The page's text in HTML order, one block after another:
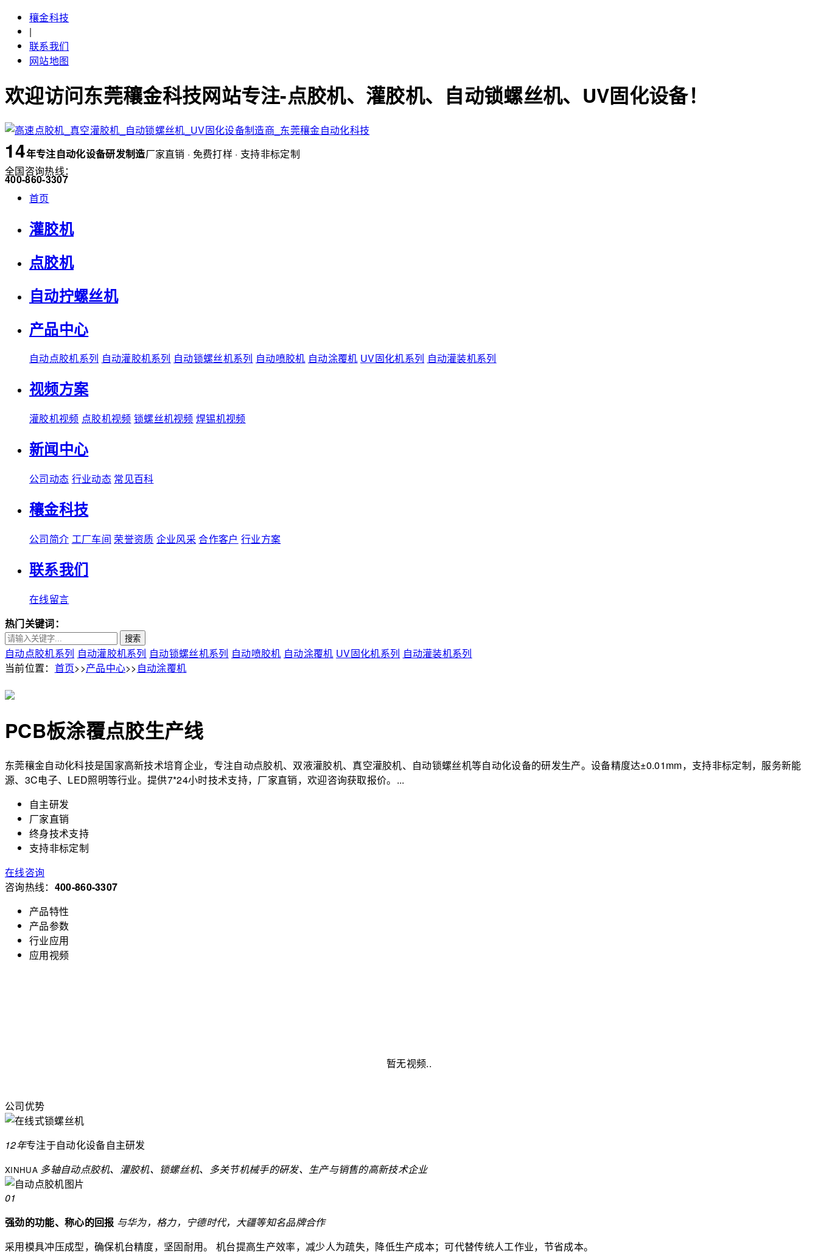
穰金科技
|
联系我们
网站地图
欢迎访问东莞穰金科技网站专注-点胶机、灌胶机、自动锁螺丝机、UV固化设备！
14年专注自动化设备研发制造厂家直销 · 免费打样 · 支持非标定制
全国咨询热线：
400-860-3307
首页
灌胶机
点胶机
自动拧螺丝机
产品中心
自动点胶机系列 自动灌胶机系列 自动锁螺丝机系列 自动喷胶机 自动涂覆机 UV固化机系列 自动灌装机系列
视频方案
灌胶机视频 点胶机视频 锁螺丝机视频 焊锡机视频
新闻中心
公司动态 行业动态 常见百科
穰金科技
公司简介 工厂车间 荣誉资质 企业风采 合作客户 行业方案
联系我们
在线留言
热门关键词：
搜索
自动点胶机系列 自动灌胶机系列 自动锁螺丝机系列 自动喷胶机 自动涂覆机 UV固化机系列 自动灌装机系列
当前位置： 首页>>产品中心>> 自动涂覆机
PCB板涂覆点胶生产线
东莞穰金自动化科技是国家高新技术培育企业，专注自动点胶机、双液灌胶机、真空灌胶机、自动锁螺丝机等自动化设备的研发生产。设备精度达±0.01mm，支持非标定制，服务新能
源、3C电子、LED照明等行业。提供7*24小时技术支持，厂家直销，欢迎咨询获取报价。...
自主研发
厂家直销
终身技术支持
支持非标定制
在线咨询
咨询热线： 400-860-3307
产品特性
产品参数
行业应用
应用视频
暂无视频..
公司优势
12年专注于自动化设备自主研发
XINHUA 多轴自动点胶机、灌胶机、锁螺丝机、多关节机械手的硏发、生产与销售的高新技术企业
01
强劲的功能、称心的回报 与华为，格力，宁德时代，大疆等知名品牌合作
采用模具冲压成型，确保机台精度，坚固耐用。
机台提高生产效率，减少人为疏失，降低生产成本；可代替传统人工作业，节省成本。